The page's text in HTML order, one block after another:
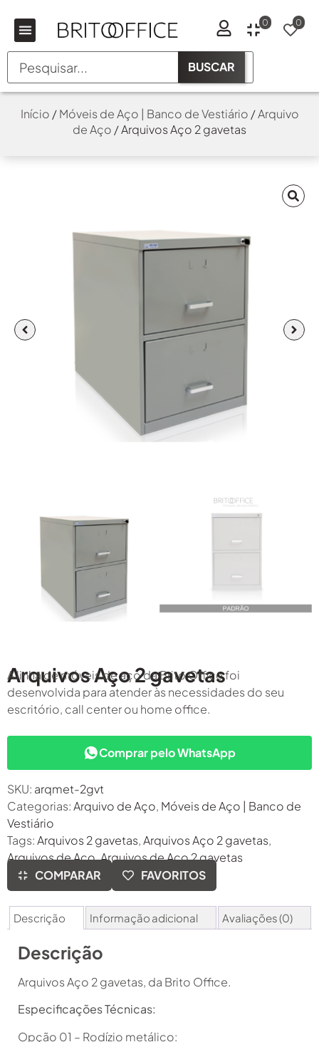
0 0
BUSCAR
Início /Móveis de Aço | Banco de Vestiário /Arquivo
de Aço / Arquivos Aço 2 gavetas
Arquivos Aço 2 gavetas
Alinha de móveis de aço da Brito Office foi
desenvolvida para atender às necessidades do seu
escritório, call center ou home office.
Comprar pelo WhatsApp
SKU: arqmet-2gvt
Categorias:Arquivo de Aço, Móveis de Aço | Banco de
Vestiário
Tags:Arquivos 2 gavetas,Arquivos Aço 2 gavetas,
Arquivos de Aço,Arquivos de Aço 2 gavetas
COMPARAR
FAVORITOS
Descrição Informação adicional Avaliações (0)
Descrição
Arquivos Aço 2 gavetas, da Brito Office.
Especificações Técnicas:
Opção 01 – Rodízio metálico: